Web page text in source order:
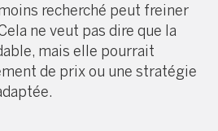
recherché peut freiner
ne veut pas dire que la
mais elle pourrait
de prix ou une stratégie